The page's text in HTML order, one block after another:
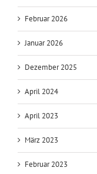
Februar 2026
Januar 2026
Dezember 2025
April 2024
April 2023
März 2023
Februar 2023